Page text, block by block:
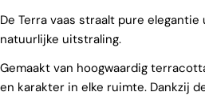
De Terra vaas straalt pure
natuurlijke uitstraling.
Gemaakt van hoogwaardig
en karakter in elke ruimte. Dankzij